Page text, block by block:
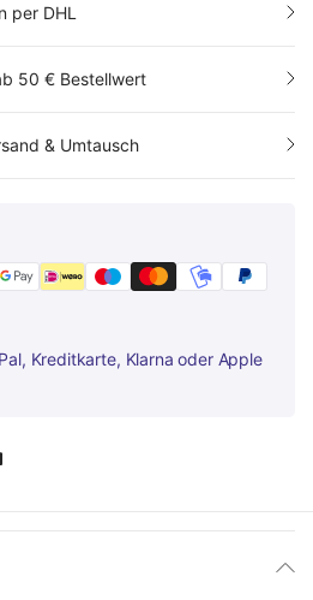
per DHL
50 € Bestellwert
& Umtausch
Kreditkarte, Klarna oder Apple